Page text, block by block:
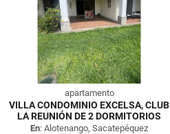
apartamento
VILLA CONDOMINIO EXCELSA, CLUB
LA REUNIÓN DE 2 DORMITORIOS
En: Alotenango, Sacatepéquez